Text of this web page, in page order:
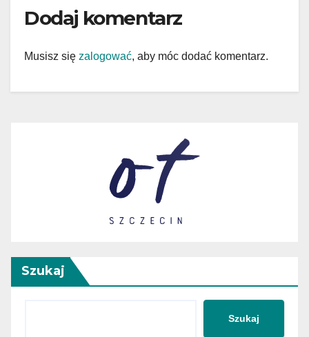
Dodaj komentarz
Musisz się zalogować, aby móc dodać komentarz.
Szukaj
Szukaj